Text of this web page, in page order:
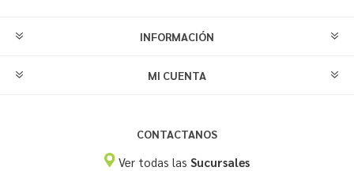
INFORMACIÓN
MI CUENTA
CONTACTANOS
Ver todas las Sucursales